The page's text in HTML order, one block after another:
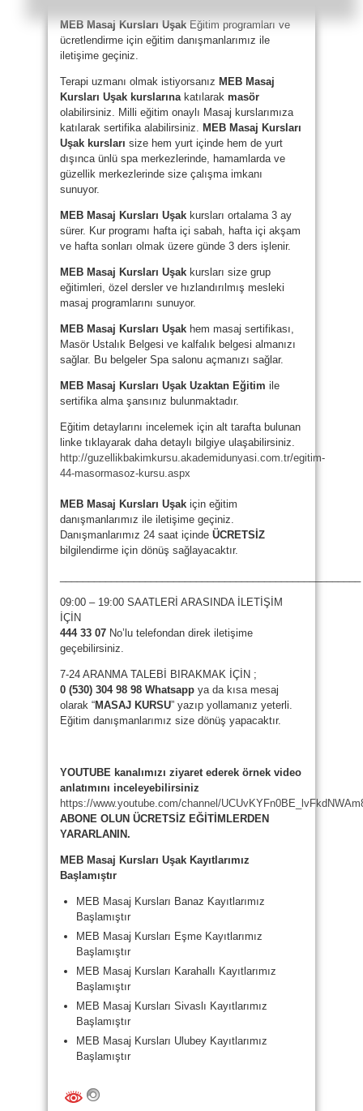
MEB Masaj Kursları Uşak Eğitim programları ve
ücretlendirme için eğitim danışmanlarımız ile
iletişime geçiniz.
Terapi uzmanı olmak istiyorsanız MEB Masaj
Kursları Uşak kurslarına katılarak masör
olabilirsiniz. Milli eğitim onaylı Masaj kurslarımıza
katılarak sertifika alabilirsiniz. MEB Masaj Kursları
Uşak kursları size hem yurt içinde hem de yurt
dışınca ünlü spa merkezlerinde, hamamlarda ve
güzellik merkezlerinde size çalışma imkanı
sunuyor.
MEB Masaj Kursları Uşak kursları ortalama 3 ay
sürer. Kur programı hafta içi sabah, hafta içi akşam
ve hafta sonları olmak üzere günde 3 ders işlenir.
MEB Masaj Kursları Uşak kursları size grup
eğitimleri, özel dersler ve hızlandırılmış mesleki
masaj programlarını sunuyor.
MEB Masaj Kursları Uşak hem masaj sertifikası,
Masör Ustalık Belgesi ve kalfalık belgesi almanızı
sağlar. Bu belgeler Spa salonu açmanızı sağlar.
MEB Masaj Kursları Uşak Uzaktan Eğitim ile
sertifika alma şansınız bulunmaktadır.
Eğitim detaylarını incelemek için alt tarafta bulunan
linke tıklayarak daha detaylı bilgiye ulaşabilirsiniz.
http://guzellikbakimkursu.akademidunyasi.com.tr/egitim-
44-masormasoz-kursu.aspx
MEB Masaj Kursları Uşak için eğitim
danışmanlarımız ile iletişime geçiniz.
Danışmanlarımız 24 saat içinde ÜCRETSİZ
bilgilendirme için dönüş sağlayacaktır.
09:00 – 19:00 SAATLERİ ARASINDA İLETİŞİM
İÇİN
444 33 07 No’lu telefondan direk iletişime
geçebilirsiniz.
7-24 ARANMA TALEBİ BIRAKMAK İÇİN ;
0 (530) 304 98 98 Whatsapp ya da kısa mesaj
olarak “MASAJ KURSU” yazıp yollamanız yeterli.
Eğitim danışmanlarımız size dönüş yapacaktır.
YOUTUBE kanalımızı ziyaret ederek örnek video
anlatımını inceleyebilirsiniz
https://www.youtube.com/channel/
ABONE OLUN ÜCRETSİZ EĞİTİMLERDEN
YARARLANIN.
MEB Masaj Kursları Uşak Kayıtlarımız
Başlamıştır
MEB Masaj Kursları Banaz Kayıtlarımız
Başlamıştır
MEB Masaj Kursları Eşme Kayıtlarımız
Başlamıştır
MEB Masaj Kursları Karahallı Kayıtlarımız
Başlamıştır
MEB Masaj Kursları Sivaslı Kayıtlarımız
Başlamıştır
MEB Masaj Kursları Ulubey Kayıtlarımız
Başlamıştır